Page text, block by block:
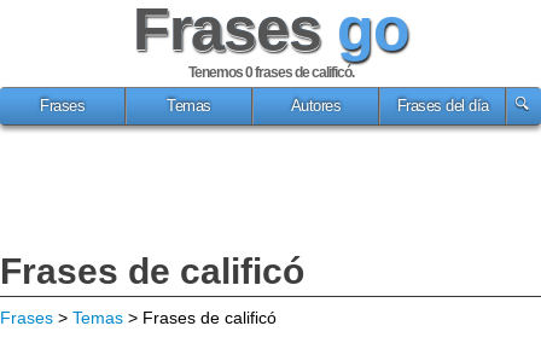
Frases go
Tenemos 0frases de calificó.
Frases
Temas Autores Frases del día
Frases de calificó
Frases > Temas > Frases de calificó